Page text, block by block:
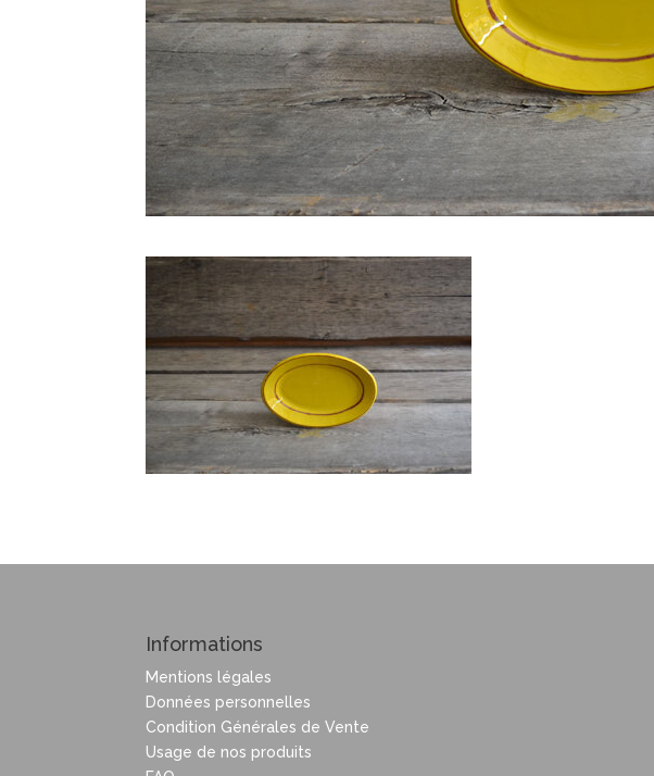
Informations
Mentions légales
Données personnelles
Condition Générales de Vente
Usage de nos produits